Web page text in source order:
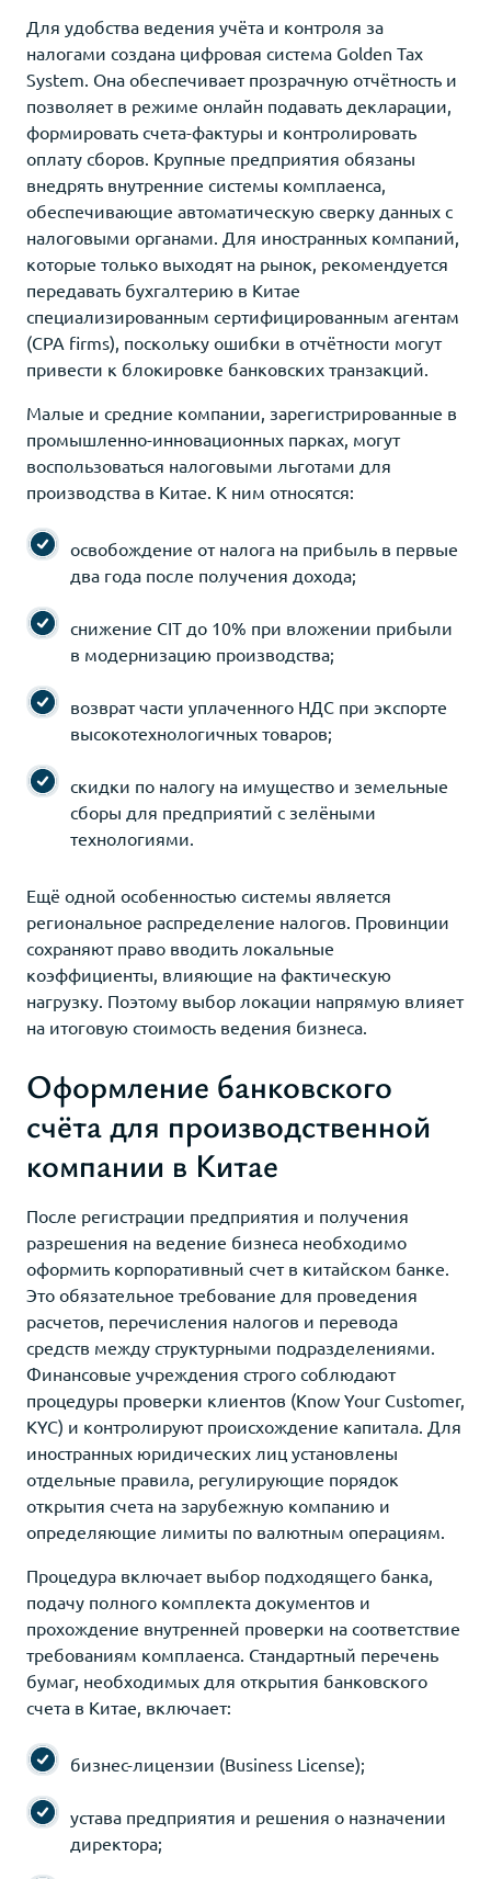
Для удобства ведения учёта и контроля за
налогами создана цифровая система Golden Tax
System. Она обеспечивает прозрачную отчётность и
позволяет в режиме онлайн подавать декларации,
формировать счета-фактуры и контролировать
оплату сборов. Крупные предприятия обязаны
внедрять внутренние системы комплаенса,
обеспечивающие автоматическую сверку данных с
налоговыми органами. Для иностранных компаний,
которые только выходят на рынок, рекомендуется
передавать бухгалтерию в Китае
специализированным сертифицированным агентам
(CPA firms), поскольку ошибки в отчётности могут
привести к блокировке банковских транзакций.
Малые и средние компании, зарегистрированные в
промышленно-инновационных парках, могут
воспользоваться налоговыми льготами для
производства в Китае. К ним относятся:
освобождение от налога на прибыль в первые
два года после получения дохода;
снижение CIT до 10% при вложении прибыли
в модернизацию производства;
возврат части уплаченного НДС при экспорте
высокотехнологичных товаров;
скидки по налогу на имущество и земельные
сборы для предприятий с зелёными
технологиями.
Ещё одной особенностью системы является
региональное распределение налогов. Провинции
сохраняют право вводить локальные
коэффициенты, влияющие на фактическую
нагрузку. Поэтому выбор локации напрямую влияет
на итоговую стоимость ведения бизнеса.
Оформление банковского
счёта для производственной
компании в Китае
После регистрации предприятия и получения
разрешения на ведение бизнеса необходимо
оформить корпоративный счет в китайском банке.
Это обязательное требование для проведения
расчетов, перечисления налогов и перевода
средств между структурными подразделениями.
Финансовые учреждения строго соблюдают
процедуры проверки клиентов (Know Your Customer,
KYC) и контролируют происхождение капитала. Для
иностранных юридических лиц установлены
отдельные правила, регулирующие порядок
открытия счета на зарубежную компанию и
определяющие лимиты по валютным операциям.
Процедура включает выбор подходящего банка,
подачу полного комплекта документов и
прохождение внутренней проверки на соответствие
требованиям комплаенса. Стандартный перечень
бумаг, необходимых для открытия банковского
счета в Китае, включает:
бизнес-лицензии (Business License);
устава предприятия и решения о назначении
директора;